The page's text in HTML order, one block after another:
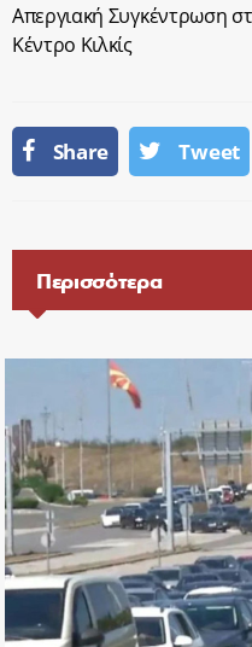
Απεργιακή Συγκέντρωση
Κέντρο Κιλκίς
Share Tweet
Περισσότερα